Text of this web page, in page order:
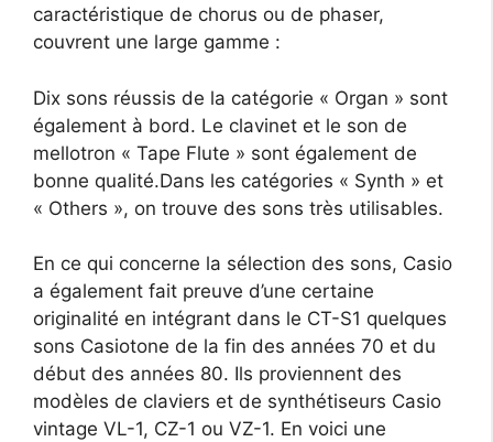
caractéristique de chorus ou de phaser,
couvrent une large gamme :
Dix sons réussis de la catégorie « Organ » sont
également à bord. Le clavinet et le son de
mellotron « Tape Flute » sont également de
bonne qualité.Dans les catégories « Synth » et
« Others », on trouve des sons très utilisables.
En ce qui concerne la sélection des sons, Casio
a également fait preuve d’une certaine
originalité en intégrant dans le CT-S1 quelques
sons Casiotone de la fin des années 70 et du
début des années 80. Ils proviennent des
modèles de claviers et de synthétiseurs Casio
vintage VL-1, CZ-1 ou VZ-1. En voici une